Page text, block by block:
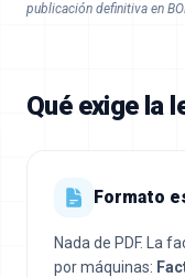
publicación definitiva en
Qué exige la
Formato
Nada de PDF. La
por máquinas: